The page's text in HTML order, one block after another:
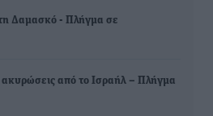
Δαμασκό - Πλήγμα σε
από το Ισραήλ – Πλήγμα